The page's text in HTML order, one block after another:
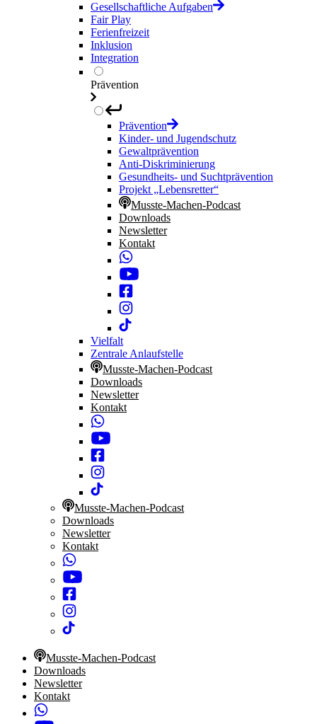
Gesellschaftliche Aufgaben
Fair Play
Ferienfreizeit
Inklusion
Integration
Prävention
Prävention
Kinder- und Jugendschutz
Gewaltprävention
Anti-Diskriminierung
Gesundheits- und Suchtprävention
Projekt „Lebensretter“
Musste-Machen-Podcast
Downloads
Newsletter
Kontakt
Vielfalt
Zentrale Anlaufstelle
Musste-Machen-Podcast
Downloads
Newsletter
Kontakt
Musste-Machen-Podcast
Downloads
Newsletter
Kontakt
Musste-Machen-Podcast
Downloads
Newsletter
Kontakt